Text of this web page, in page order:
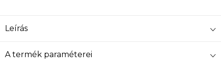
Leírás
A termék paraméterei